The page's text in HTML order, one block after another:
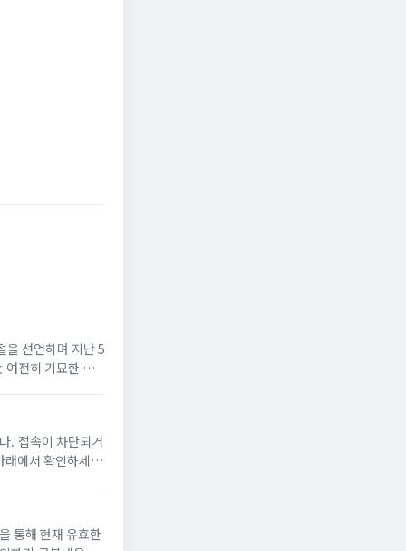
을 선언하며 지난 5
여전히 기묘한 현
거